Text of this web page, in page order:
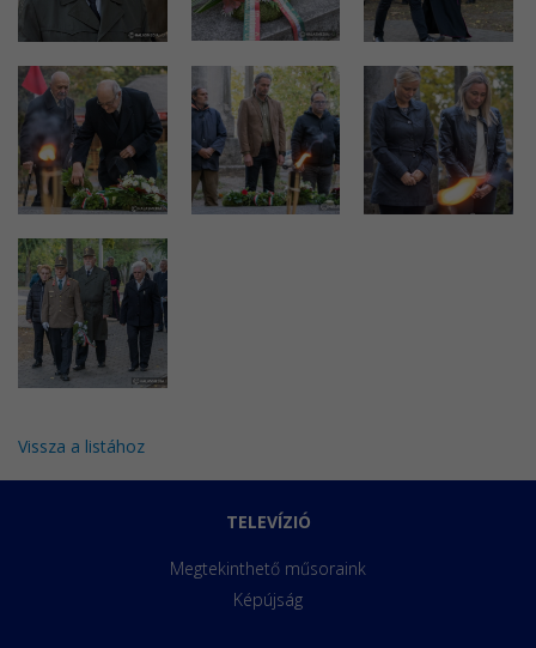
Vissza a listához
TELEVÍZIÓ
Megtekinthető műsoraink
Képújság